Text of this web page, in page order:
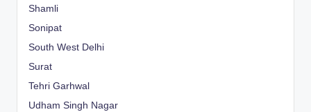
Shamli
Sonipat
South West Delhi
Surat
Tehri Garhwal
Udham Singh Nagar